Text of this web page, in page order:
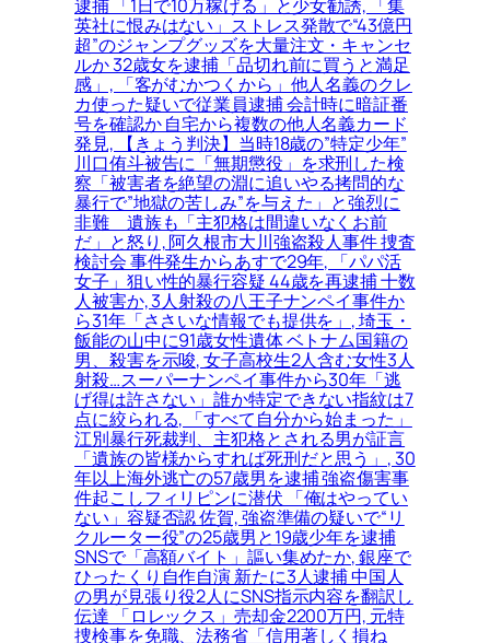
逮捕 「1日で10万稼げる」と少女勧誘, 「集
英社に恨みはない」ストレス発散で“43億円
超”のジャンプグッズを大量注文・キャンセ
ルか 32歳女を逮捕「品切れ前に買うと満足
感」, 「客がむかつくから」他人名義のクレ
カ使った疑いで従業員逮捕 会計時に暗証番
号を確認か 自宅から複数の他人名義カード
発見, 【きょう判決】当時18歳の”特定少年”
川口侑斗被告に「無期懲役」を求刑した検
察「被害者を絶望の淵に追いやる拷問的な
暴行で”地獄の苦しみ”を与えた」と強烈に
非難＿遺族も「主犯格は間違いなくお前
だ」と怒り, 阿久根市大川強盗殺人事件 捜査
検討会 事件発生からあすで29年, 「パパ活
女子」狙い性的暴行容疑 44歳を再逮捕 十数
人被害か, 3人射殺の八王子ナンペイ事件か
ら31年「ささいな情報でも提供を」, 埼玉・
飯能の山中に91歳女性遺体 ベトナム国籍の
男、殺害を示唆, 女子高校生2人含む女性3人
射殺…スーパーナンペイ事件から30年「逃
げ得は許さない」誰か特定できない指紋は7
点に絞られる, 「すべて自分から始まった」
江別暴行死裁判、主犯格とされる男が証言
「遺族の皆様からすれば死刑だと思う」, 30
年以上海外逃亡の57歳男を逮捕 強盗傷害事
件起こしフィリピンに潜伏 「俺はやってい
ない」容疑否認 佐賀, 強盗準備の疑いで“リ
クルーター役”の25歳男と19歳少年を逮捕
SNSで「高額バイト」謳い集めたか, 銀座で
ひったくり自作自演 新たに3人逮捕 中国人
の男が見張り役2人にSNS指示内容を翻訳し
伝達 「ロレックス」売却金2200万円, 元特
捜検事を免職、法務省「信用著しく損ね